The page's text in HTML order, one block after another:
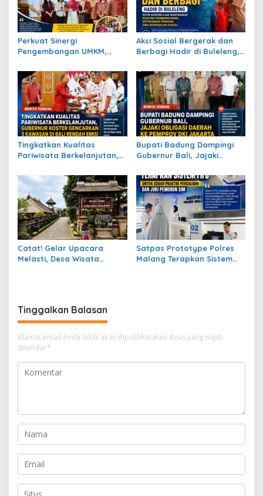
Perkuat Sinergi
Pengembangan UMKM,
Rujukan Dekranasda Kota
Semarang
Aksi Sosial Bergerak dan
Berbagi Hadir di Buleleng,
Masyarakat Dukung
Pembangunan, Ketahanan
Pangan, dan Kepedulian
Sosial
Tingkatkan Kualitas
Pariwisata Berkelanjutan,
Gencarkan 5 Kawasan di
Bali Rendah Emisi
Bupati Badung Dampingi
Gubernur Bali, Jajaki
Pemprov Dki Jakarta
Catat! Gelar Upacara
Melasti, Desa Wisata
Satpas Prototype Polres
Malang Terapkan Sistem
Tinggalkan Balasan
Alamat email Anda tidak akan dipublikasikan. Ruas yang wajib
ditandai *